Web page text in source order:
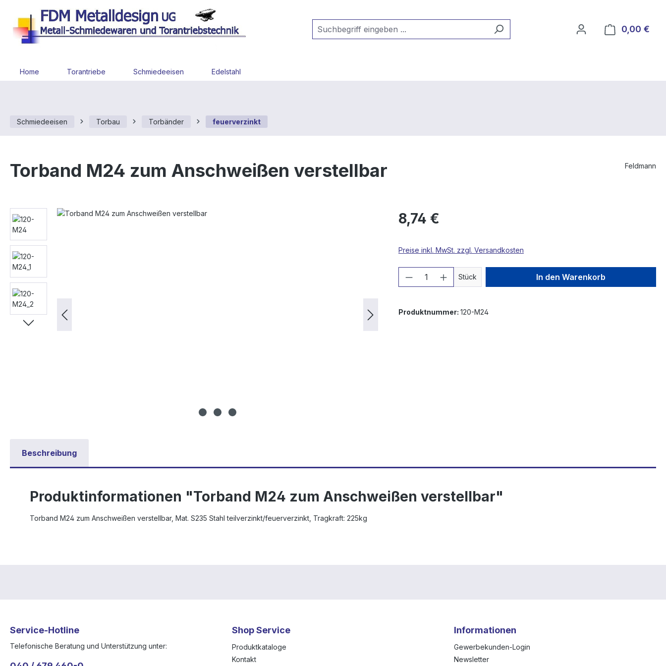
Hauptinhalt springen
Zur Suche springen
Zur Hauptnavigation springen
0,00 €
Home Torantriebe Schmiedeeisen Edelstahl
Schmiedeeisen Torbau Torbänder feuerverzinkt
Torband M24 zum Anschweißen verstellbar Feldmann
Bildergalerie überspringen 8,74 €
Preise inkl. MwSt. zzgl. Versandkosten
Produkt Anzahl: Gib den gewünschten Wert
Stück In den Warenkorb
Produktnummer: 120-M24
Beschreibung
Produktinformationen "Torband M24 zum Anschweißen verstellbar"
Torband M24 zum Anschweißen verstellbar, Mat. S235 Stahl teilverzinkt/feuerverzinkt, Tragkraft: 225kg
Service-Hotline
Telefonische Beratung und Unterstützung unter:
Shop Service
Produktkataloge
Kontakt
Informationen
Gewerbekunden-Login
Newsletter